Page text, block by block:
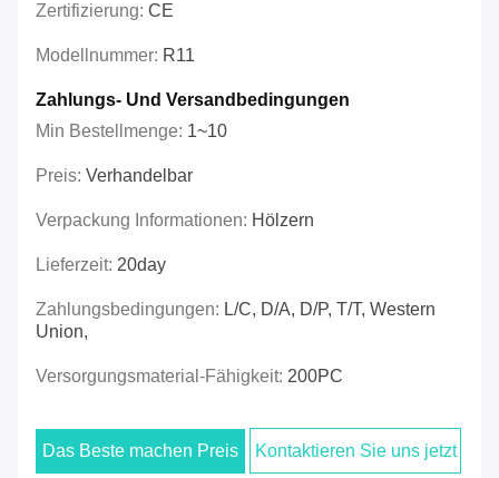
Zertifizierung: CE
Modellnummer: R11
Zahlungs- Und Versandbedingungen
Min Bestellmenge: 1~10
Preis: Verhandelbar
Verpackung Informationen: Hölzern
Lieferzeit: 20day
Zahlungsbedingungen: L/C, D/A, D/P, T/T, Western
Union,
Versorgungsmaterial-Fähigkeit: 200PC
Das Beste machen Preis Kontaktieren Sie uns jetzt